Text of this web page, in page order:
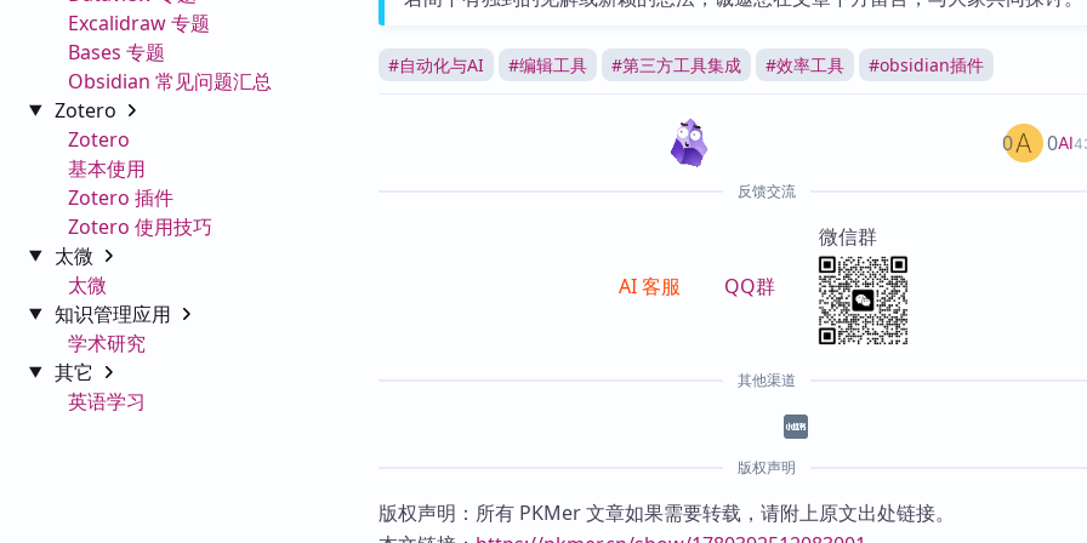
Excalidraw 专题
Bases 专题
Obsidian 常见问题汇总
Zotero
Zotero
基本使用
Zotero 插件
Zotero 使用技巧
太微
太微
知识管理应用
学术研究
其它
英语学习
#自动化与AI #编辑工具 #第三方工具集成 #效率工具 #obsidian插件
AI
0 0
反馈交流
AI 客服 QQ群
微信群
其他渠道
版权声明
版权声明：所有 PKMer 文章如果需要转载，请附上原文出处链接。